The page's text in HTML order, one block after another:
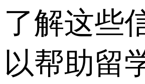
了解这些
以帮助留